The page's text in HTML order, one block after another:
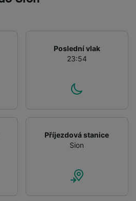
Poslední vlak
23:54
Příjezdová stanice
Sion
on a device.
and content,
measurement,
and services development.